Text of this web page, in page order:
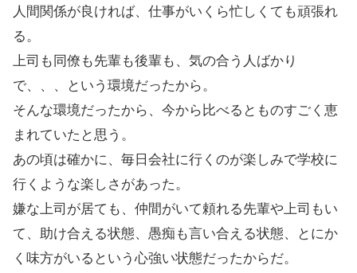
人間関係が良ければ、仕事がいくら忙しくても頑張れ
る。
上司も同僚も先輩も後輩も、気の合う人ばかり
で、、、という環境だったから。
そんな環境だったから、今から比べるとものすごく恵
まれていたと思う。
あの頃は確かに、毎日会社に行くのが楽しみで学校に
行くような楽しさがあった。
嫌な上司が居ても、仲間がいて頼れる先輩や上司もい
て、助け合える状態、愚痴も言い合える状態、とにか
く味方がいるという心強い状態だったからだ。